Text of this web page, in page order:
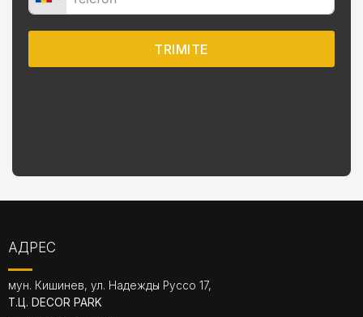
TRIMITE
АДРЕС
мун. Кишинев, ул. Надежды Руссо 17,
Т.Ц. DECOR PARK